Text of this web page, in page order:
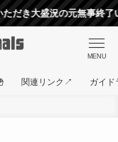
盛況の元無事終了いた
MENU
関連リンク↗ ガイド